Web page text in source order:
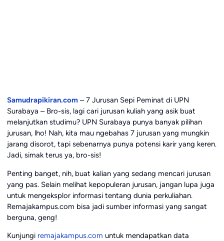
Samudrapikiran.com– 7 Jurusan Sepi Peminat di UPN
Surabaya – Bro-sis, lagi cari jurusan kuliah yang asik buat
melanjutkan studimu? UPN Surabaya punya banyak pilihan
jurusan, lho! Nah, kita mau ngebahas 7 jurusan yang mungkin
jarang disorot, tapi sebenarnya punya potensi karir yang keren.
Jadi, simak terus ya, bro-sis!
Penting banget, nih, buat kalian yang sedang mencari jurusan
yang pas. Selain melihat kepopuleran jurusan, jangan lupa juga
untuk mengeksplor informasi tentang dunia perkuliahan.
Remajakampus.com bisa jadi sumber informasi yang sangat
berguna, geng!
Kunjungi remajakampus.com untuk mendapatkan data